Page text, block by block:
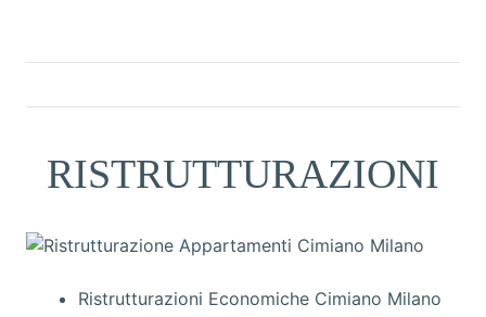
RISTRUTTURAZIONI
Ristrutturazioni Economiche Cimiano Milano